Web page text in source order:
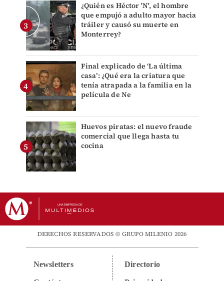
¿Quién es Héctor 'N', el hombre
que empujó a adulto mayor hacia
tráiler y causó su muerte en
Monterrey?
Final explicado de ‘La última
casa’: ¿Qué era la criatura que
tenía atrapada a la familia en la
película de Ne
Huevos piratas: el nuevo fraude
comercial que llega hasta tu
cocina
DERECHOS RESERVADOS © GRUPO MILENIO 2026
Newsletters Directorio